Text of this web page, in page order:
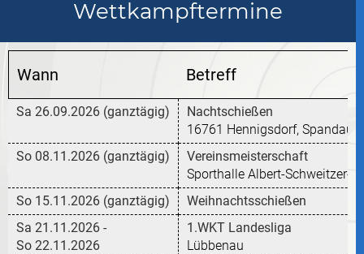
Wettkampftermine
Wann Betreff
Sa 26.09.2026 (ganztägig)
Nachtschießen
16761 Hennigsdorf,
So 08.11.2026 (ganztägig)
Vereinsmeisterschaft
Sporthalle Albert-Schweitzer-
So 15.11.2026 (ganztägig)
Weihnachtsschießen
Sa 21.11.2026 -
So 22.11.2026
1.WKT Landesliga
Lübbenau